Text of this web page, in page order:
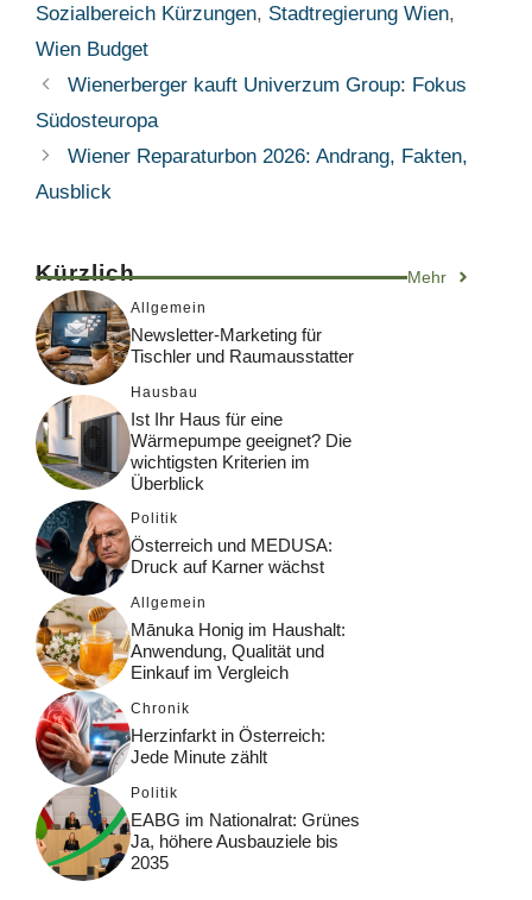
Sozialbereich Kürzungen, Stadtregierung Wien,
Wien Budget
Wienerberger kauft Univerzum Group: Fokus
Südosteuropa
Wiener Reparaturbon 2026: Andrang, Fakten,
Ausblick
Kürzlich Mehr
Allgemein
Newsletter-Marketing für
Tischler und Raumausstatter
Hausbau
Ist Ihr Haus für eine
Wärmepumpe geeignet? Die
wichtigsten Kriterien im
Überblick
Politik
Österreich und MEDUSA:
Druck auf Karner wächst
Allgemein
Mānuka Honig im Haushalt:
Anwendung, Qualität und
Einkauf im Vergleich
Chronik
Herzinfarkt in Österreich:
Jede Minute zählt
Politik
EABG im Nationalrat: Grünes
Ja, höhere Ausbauziele bis
2035